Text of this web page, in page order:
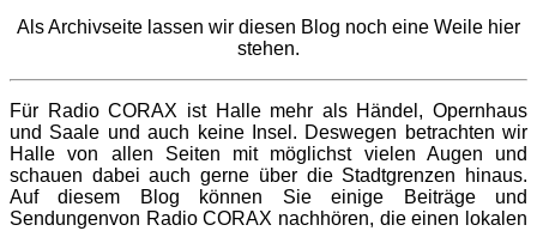
Als Archivseite lassen wir diesen Blog noch eine Weile hier
stehen.
Für Radio CORAX ist Halle mehr als Händel, Opernhaus
und Saale und auch keine Insel. Deswegen betrachten wir
Halle von allen Seiten mit möglichst vielen Augen und
schauen dabei auch gerne über die Stadtgrenzen hinaus.
Auf diesem Blog können Sie einige Beiträge und
Sendungenvon Radio CORAX nachhören, die einen lokalen